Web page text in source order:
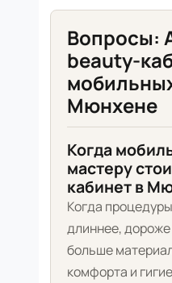
Вопросы:
beauty-
Мюнхене
Когда
мастеру
кабинет в
Когда
длиннее,
больше
комфорта и